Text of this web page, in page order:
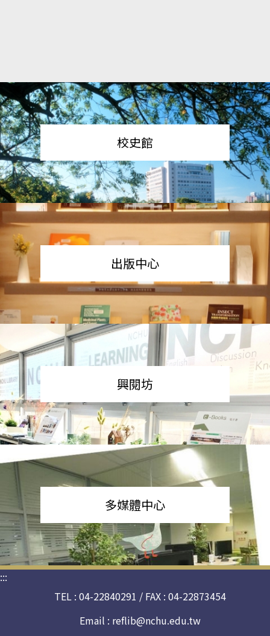
校史館
出版中心
興閱坊
多媒體中心
:::
TEL : 04-22840291 / FAX : 04-22873454
Email : reflib@nchu.edu.tw